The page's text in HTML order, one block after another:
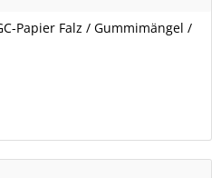
Papier Falz / Gummimängel /